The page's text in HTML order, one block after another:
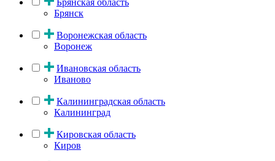
Брянск
Воронежская область
Воронеж
Ивановская область
Иваново
Калининградская область
Калининград
Кировская область
Киров